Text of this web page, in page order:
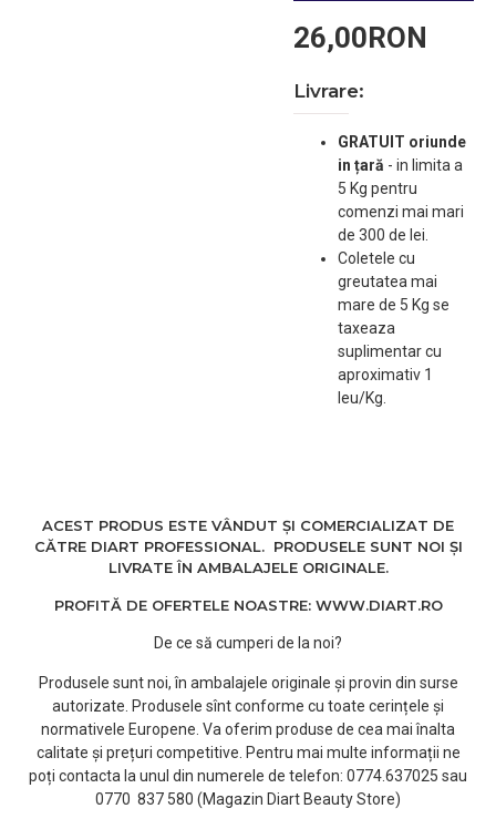
26,00RON
Livrare:
GRATUIT oriunde
in țară - in limita a
5 Kg pentru
comenzi mai mari
de 300 de lei.
Coletele cu
greutatea mai
mare de 5 Kg se
taxeaza
suplimentar cu
aproximativ 1
leu/Kg.
ACEST PRODUS ESTE VÂNDUT ȘI COMERCIALIZAT DE
CĂTRE DIART PROFESSIONAL. PRODUSELE SUNT NOI ȘI
LIVRATE ÎN AMBALAJELE ORIGINALE.
PROFITĂ DE OFERTELE NOASTRE: WWW.DIART.RO
De ce să cumperi de la noi?
Produsele sunt noi, în ambalajele originale și provin din surse
autorizate. Produsele sînt conforme cu toate cerințele și
normativele Europene. Va oferim produse de cea mai înalta
calitate și prețuri competitive. Pentru mai multe informații ne
poți contacta la unul din numerele de telefon: 0774.637025 sau
0770 837 580 (Magazin Diart Beauty Store)